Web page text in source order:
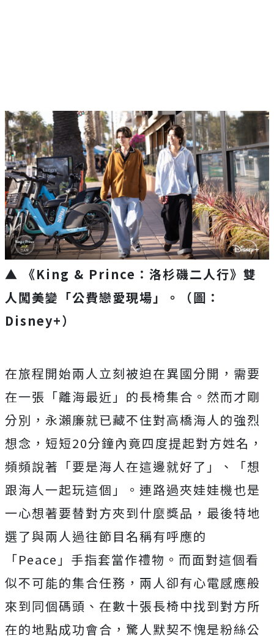
▲ 《King & Prince：洛杉磯二人行》雙
人闖美變「公費戀愛現場」。（圖：
Disney+）
在旅程開始兩人立刻被迫在異國分開，需要
在一張「離海最近」 的長椅集合。然而才剛
分別， 永瀨廉就已藏不住對高橋海人的強烈
想念，短短20分鐘內竟四度提起對方姓名，
頻頻說著「要是海人在這邊就好了」、「想
跟海人一起玩這個」。 連路過夾娃娃機也是
一心想著要替對方夾到什麼獎品， 最後特地
選了與兩人過往節目名稱有呼應的
「Peace 」 手指套當作禮物。而面對這個看
似不可能的集合任務， 兩人卻有心電感應般
來到同個碼頭、 在數十張長椅中找到對方所
在的地點成功會合， 驚人默契不愧是粉絲公